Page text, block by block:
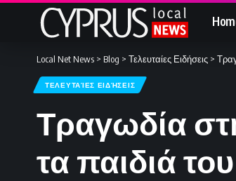
Local Net News > Blog > Τελευταίες Ειδήσεις >
ΤΕΛΕΥΤΑΊΕΣ ΕΙΔΉΣΕΙΣ
Τραγωδία
τα παιδιά